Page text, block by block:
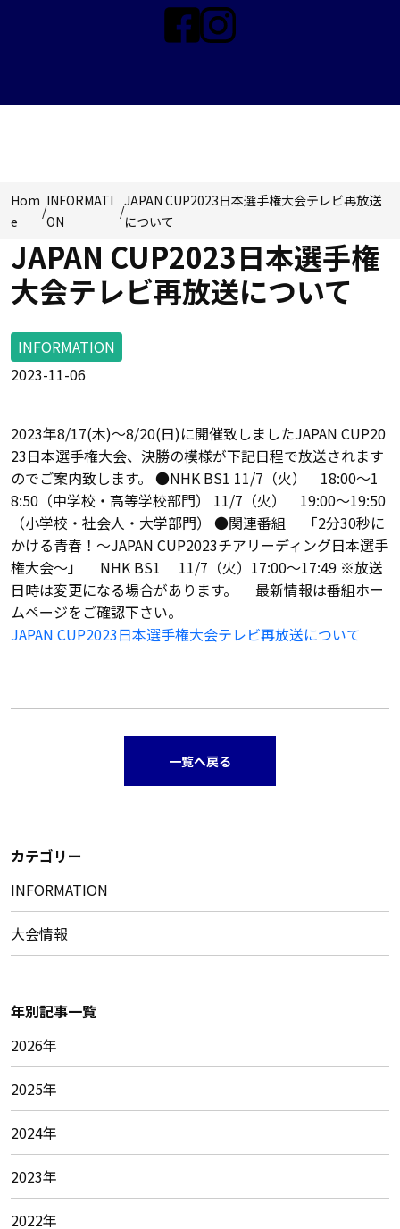
Hom
e
/
INFORMATI
ON
/
JAPAN CUP2023日本選手権大会テレビ再放送
について
JAPAN CUP2023日本選手権
大会テレビ再放送について
INFORMATION
2023-11-06
2023年8/17(木)～8/20(日)に開催致しましたJAPAN CUP20
23日本選手権大会、決勝の模様が下記日程で放送されます
のでご案内致します。 ●NHK BS1 11/7（火） 18:00～1
8:50（中学校・高等学校部門） 11/7（火） 19:00～19:50
（小学校・社会人・大学部門） ●関連番組 「2分30秒に
かける青春！～JAPAN CUP2023チアリーディング日本選手
権大会～」 NHK BS1 11/7（火）17:00～17:49 ※放送
日時は変更になる場合があります。 最新情報は番組ホー
ムページをご確認下さい。
JAPAN CUP2023日本選手権大会テレビ再放送について
一覧へ戻る
カテゴリー
INFORMATION
大会情報
年別記事一覧
2026年
2025年
2024年
2023年
2022年